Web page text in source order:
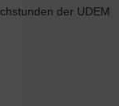
der UDEM